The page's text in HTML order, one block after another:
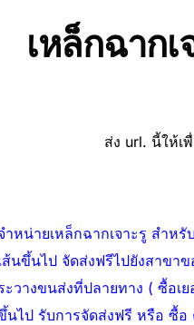
เหล็กฉาก
ส่ง url. นี้ให้เ
ำหน่ายเหล็กฉากเจาะรู สำห
ส้นขึ้นไป จัดส่งฟรีไปยังสาข
ะวางขนส่งที่ปลายทาง ( ซื้อเ
นไป รับการจัดส่งฟรี หรือ ซื้อ